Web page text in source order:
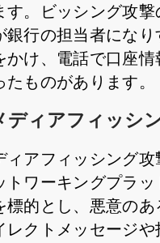
す。ビッシング攻撃
銀行の担当者になり
かけ、電話で口座情
ものがあります。
ディアフィッシ
アフィッシング攻
トワーキングプラッ
標的とし、悪意のあ
レクトメッセージや